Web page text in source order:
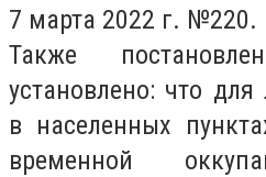
7 марта 2022 г. №220.
Также
установлено: что
в населенных
временной